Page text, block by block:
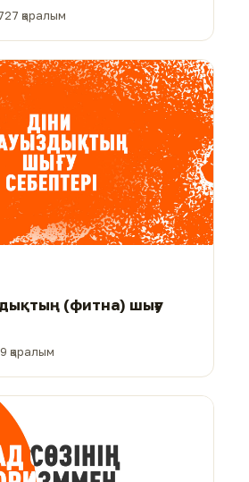
қаралым
(фитна) шығу
қаралым